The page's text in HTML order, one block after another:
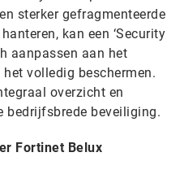
sterker gefragmenteerde
kan een ‘Security
aanpassen aan het
volledig beschermen.
overzicht en
bedrijfsbrede beveiliging.
Fortinet Belux